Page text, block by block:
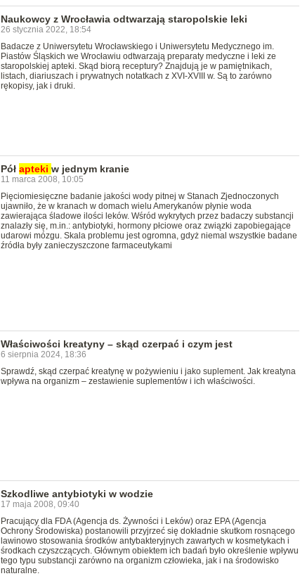
Naukowcy z Wrocławia odtwarzają staropolskie leki
26 stycznia 2022, 18:54
Badacze z Uniwersytetu Wrocławskiego i Uniwersytetu Medycznego im.
Piastów Śląskich we Wrocławiu odtwarzają preparaty medyczne i leki ze
staropolskiej apteki. Skąd biorą receptury? Znajdują je w pamiętnikach,
listach, diariuszach i prywatnych notatkach z XVI-XVIII w. Są to zarówno
rękopisy, jak i druki.
Pół apteki w jednym kranie
11 marca 2008, 10:05
Pięciomiesięczne badanie jakości wody pitnej w Stanach Zjednoczonych
ujawniło, że w kranach w domach wielu Amerykanów płynie woda
zawierająca śladowe ilości leków. Wśród wykrytych przez badaczy substancji
znalazły się, m.in.: antybiotyki, hormony płciowe oraz związki zapobiegające
udarowi mózgu. Skala problemu jest ogromna, gdyż niemal wszystkie badane
źródła były zanieczyszczone farmaceutykami
Właściwości kreatyny – skąd czerpać i czym jest
6 sierpnia 2024, 18:36
Sprawdź, skąd czerpać kreatynę w pożywieniu i jako suplement. Jak kreatyna
wpływa na organizm – zestawienie suplementów i ich właściwości.
Szkodliwe antybiotyki w wodzie
17 maja 2008, 09:40
Pracujący dla FDA (Agencja ds. Żywności i Leków) oraz EPA (Agencja
Ochrony Środowiska) postanowili przyjrzeć się dokładnie skutkom rosnącego
lawinowo stosowania środków antybakteryjnych zawartych w kosmetykach i
środkach czyszczących. Głównym obiektem ich badań było określenie wpływu
tego typu substancji zarówno na organizm człowieka, jak i na środowisko
naturalne.